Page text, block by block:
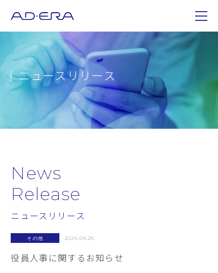
ニュースリリース
News
Release
ニュースリリース
その他 2026.06.26
役員人事に関するお知らせ